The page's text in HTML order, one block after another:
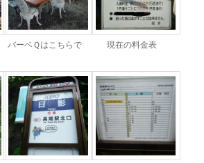
バーベＱはこちらで 現在の料金表